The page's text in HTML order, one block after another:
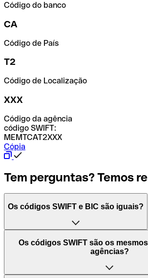
Código do banco
CA
Código de País
T2
Código de Localização
XXX
Código da agência
código SWIFT:
MEMTCAT2XXX
Cópia
Tem perguntas? Temos
Os códigos SWIFT e BIC são iguais?
O acrónimo SWIFT significa "Society
Interbank Financial Telecommunication
Mundiais)". Trata-se de uma rede
Os códigos SWIFT são os
agências?